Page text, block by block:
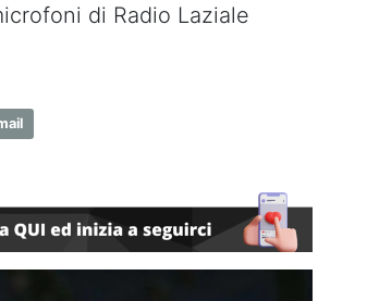
di Radio Laziale